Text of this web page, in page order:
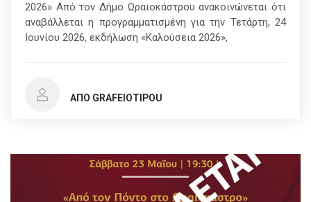
2026» Από τον Δήμο Ωραιοκάστρου ανακοινώνεται ότι
αναβάλλεται η προγραμματισμένη για την Τετάρτη, 24
Ιουνίου 2026, εκδήλωση «Καλούσεια 2026»,
ΑΠΌ GRAFEIOTIPOU